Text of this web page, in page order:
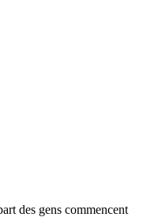
des gens commencent